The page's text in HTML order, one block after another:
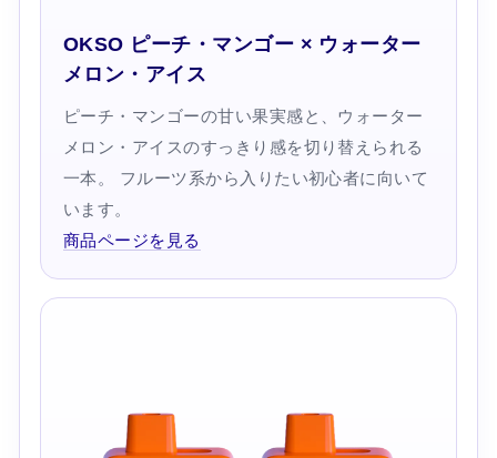
OKSO ピーチ・マンゴー × ウォーター
メロン・アイス
ピーチ・マンゴーの甘い果実感と、ウォーター
メロン・アイスのすっきり感を切り替えられる
一本。 フルーツ系から入りたい初心者に向いて
います。
商品ページを見る